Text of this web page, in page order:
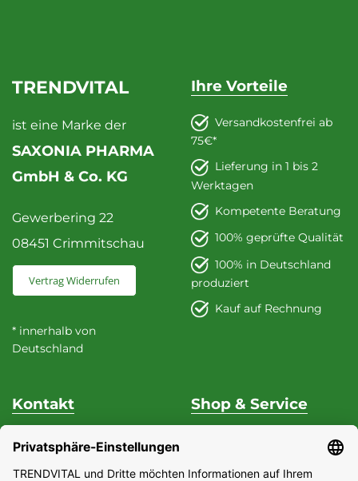
TRENDVITAL
ist eine Marke der
SAXONIA PHARMA
GmbH & Co. KG
Gewerbering 22
08451 Crimmitschau
Vertrag Widerrufen
* innerhalb von
Deutschland
Ihre Vorteile
Versandkostenfrei ab
75€*
Lieferung in 1 bis 2
Werktagen
Kompetente Beratung
100% geprüfte Qualität
100% in Deutschland
produziert
Kauf auf Rechnung
Kontakt
Unterstützung & Beratung
Fon +49 (0) 37 62 / 95 71 25
Shop & Service
Datenschutz